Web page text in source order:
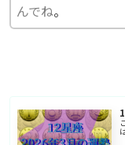
んでね。